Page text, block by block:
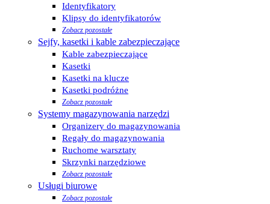
Identyfikatory
Klipsy do identyfikatorów
Zobacz pozostałe
Sejfy, kasetki i kable zabezpieczające
Kable zabezpieczające
Kasetki
Kasetki na klucze
Kasetki podróżne
Zobacz pozostałe
Systemy magazynowania narzędzi
Organizery do magazynowania
Regały do magazynowania
Ruchome warsztaty
Skrzynki narzędziowe
Zobacz pozostałe
Usługi biurowe
Zobacz pozostałe